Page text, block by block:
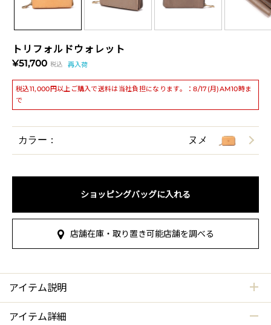
トリフォルドウォレット
¥51,700 税込 再入荷
税込11,000円以上ご購入で送料は当社負担になります。：8/17(月)AM10時ま
で
カラー： ヌメ
ショッピングバッグに入れる
店舗在庫・取り置き可能店舗を調べる
アイテム説明
アイテム詳細